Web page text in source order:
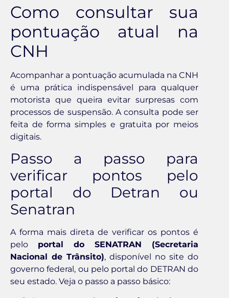
Como consultar sua
pontuação atual na
CNH
Acompanhar a pontuação acumulada na CNH
é uma prática indispensável para qualquer
motorista que queira evitar surpresas com
processos de suspensão. A consulta pode ser
feita de forma simples e gratuita por meios
digitais.
Passo a passo para
verificar pontos pelo
portal do Detran ou
Senatran
A forma mais direta de verificar os pontos é
pelo portal do SENATRAN (Secretaria
Nacional de Trânsito), disponível no site do
governo federal, ou pelo portal do DETRAN do
seu estado. Veja o passo a passo básico: